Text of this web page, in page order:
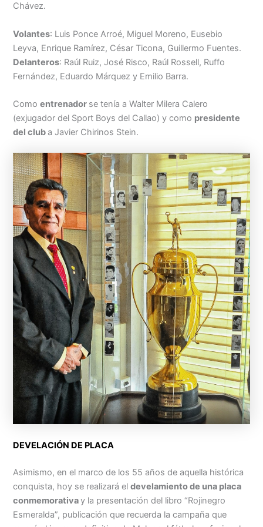
Chávez.
Volantes: Luis Ponce Arroé, Miguel Moreno, Eusebio
Leyva, Enrique Ramírez, César Ticona, Guillermo Fuentes.
Delanteros: Raúl Ruiz, José Risco, Raúl Rossell, Ruffo
Fernández, Eduardo Márquez y Emilio Barra.
Comoentrenador se tenía a Walter Milera Calero
(exjugador del Sport Boys del Callao) y como presidente
del cluba Javier Chirinos Stein.
DEVELACIÓN DE PLACA
Asimismo, en el marco de los 55 años de aquella histórica
conquista, hoy se realizará eldevelamiento de una placa
conmemorativay la presentación del libro “Rojinegro
Esmeralda”, publicación que recuerda la campaña que